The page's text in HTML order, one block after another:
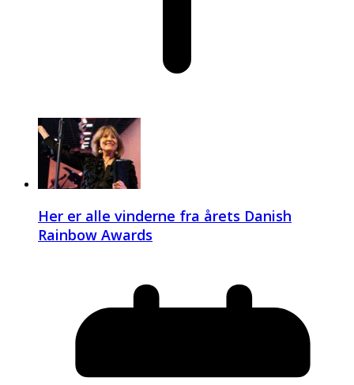
Her er alle vinderne fra årets Danish
Rainbow Awards